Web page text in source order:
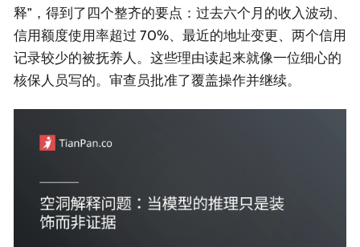
释”，得到了四个整齐的要点：过去六个月的收入波动、
信用额度使用率超过 70%、最近的地址变更、两个信用
记录较少的被抚养人。这些理由读起来就像一位细心的
核保人员写的。审查员批准了覆盖操作并继续。